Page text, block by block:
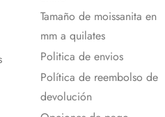
Tamaño de moissanita en
mm a quilates
Politica de envios
Política de reembolso de
devolución